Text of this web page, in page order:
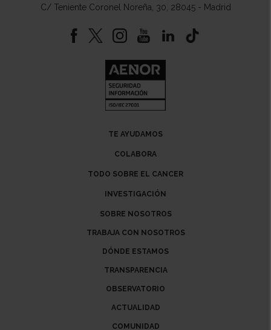
C/ Teniente Coronel Noreña, 30, 28045 - Madrid
TE AYUDAMOS
COLABORA
TODO SOBRE EL CANCER
INVESTIGACIÓN
SOBRE NOSOTROS
TRABAJA CON NOSOTROS
DÓNDE ESTAMOS
TRANSPARENCIA
OBSERVATORIO
ACTUALIDAD
COMUNIDAD